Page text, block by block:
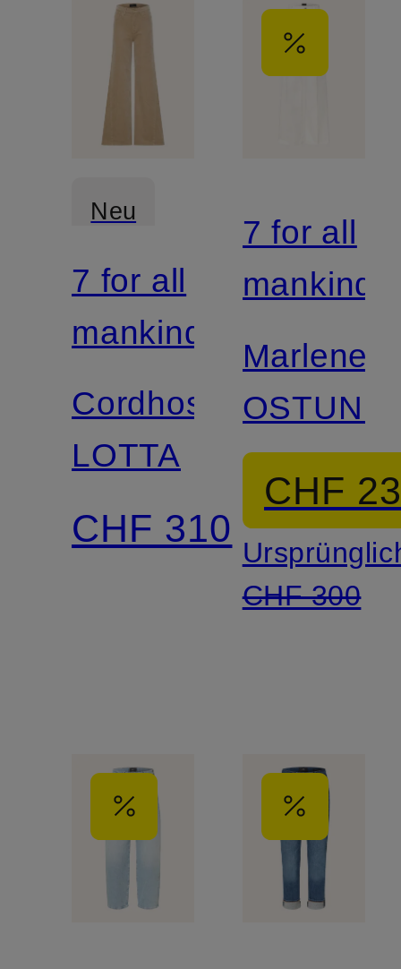
Neu
Mix &
Match
7 for all
mankind
Cordhose
LOTTA
CHF 310
7 for all
mankind
OSTUNI
CHF
CHF 300